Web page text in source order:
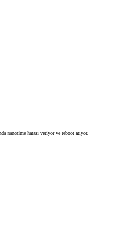
nanotime hatası veriyor ve reboot atıyor.